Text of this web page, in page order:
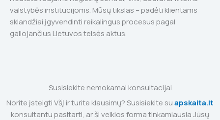
valstybės institucijoms. Mūsų tikslas – padėti klientams
sklandžiai įgyvendinti reikalingus procesus pagal
galiojančius Lietuvos teisės aktus.
Susisiekite nemokamai konsultacijai
Norite įsteigti VšĮ ir turite klausimų? Susisiekite suapskaita.lt
konsultantu pasitarti, ar ši veiklos forma tinkamiausia Jūsų